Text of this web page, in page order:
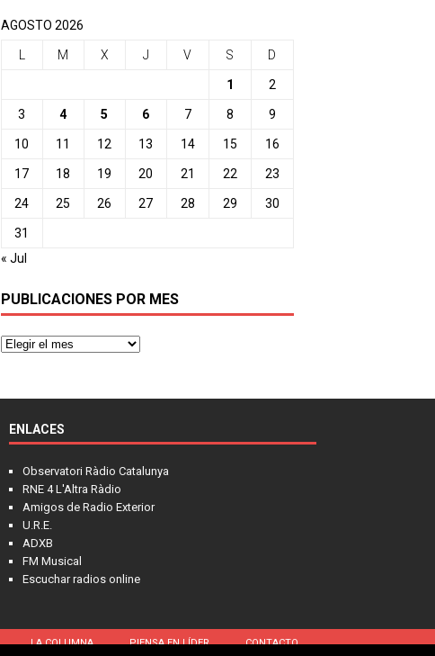
AGOSTO 2026
M X J V S D
1 2
3 4 5 6 7 8 9
10 11 12 13 14 15 16
17 18 19 20 21 22 23
24 25 26 27 28 29 30
31
« Jul
PUBLICACIONES POR MES
ENLACES
Observatori Ràdio Catalunya
RNE 4 L'Altra Ràdio
Amigos de Radio Exterior
U.R.E.
ADXB
FM Musical
Escuchar radios online
LA COLUMNA PIENSA EN LÍDER CONTACTO